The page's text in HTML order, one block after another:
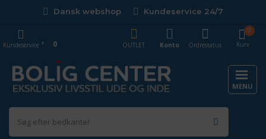
Dansk webshop Kundeservice 24/7
Kurv
0
OUTLET
Konto Ordrestatus
Kundeservice 0
MENU